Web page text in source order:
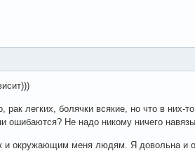
рак легких, болячки всякие, но что в
Не надо никому ничего
и окружающим меня людям. Я довольна и